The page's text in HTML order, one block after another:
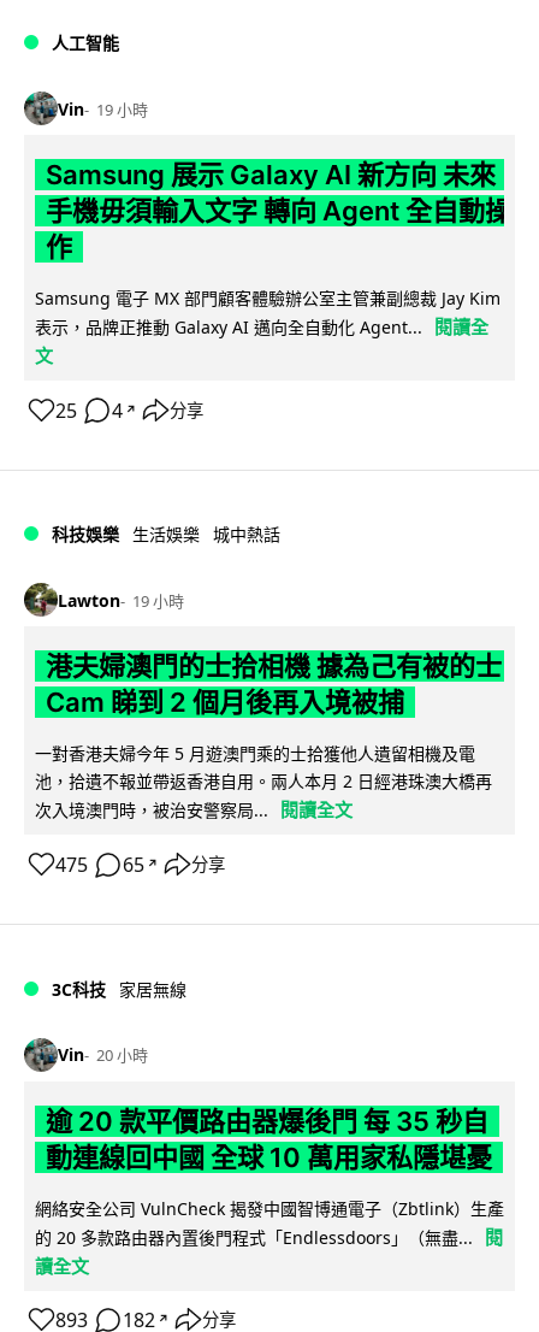
人工智能
Vin 19 小時
Samsung 展示 Galaxy AI 新方向 未來
手機毋須輸入文字 轉向 Agent 全自動操
作
Samsung 電子 MX 部門顧客體驗辦公室主管兼副總裁 Jay Kim
表示，品牌正推動 Galaxy AI 邁向全自動化 Agent...
閱讀全
文
25 4 ↗ 分享
科技娛樂 生活娛樂 城中熱話
Lawton 19 小時
港夫婦澳門的士拾相機 據為己有被的士
Cam 睇到 2 個月後再入境被捕
一對香港夫婦今年 5 月遊澳門乘的士拾獲他人遺留相機及電
池，拾遺不報並帶返香港自用。兩人本月 2 日經港珠澳大橋再
次入境澳門時，被治安警察局...
閱讀全文
475 65 ↗ 分享
3C科技 家居無線
Vin 20 小時
逾 20 款平價路由器爆後門 每 35 秒自
動連線回中國 全球 10 萬用家私隱堪憂
網絡安全公司 VulnCheck 揭發中國智博通電子（Zbtlink）生產
的 20 多款路由器內置後門程式「Endlessdoors」（無盡...
閱
讀全文
893 182 ↗ 分享